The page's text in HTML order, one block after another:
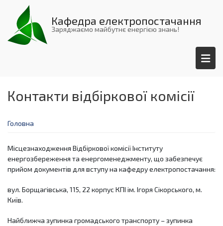
Перейти
основного
вмісту
Кафедра електропостачання
Заряджаємо майбутнє енергією знань!
Контакти відбіркової комісії
Головна
Місцезнаходження Відбіркової комісії Інституту
енергозбереження та енергоменеджменту, що забезпечує
прийом документів для вступу на кафедру електропостачання:
вул. Борщагівська, 115, 22 корпус КПІ ім. Ігоря Сікорського, м.
Київ.
Найближча зупинка громадського транспорту – зупинка